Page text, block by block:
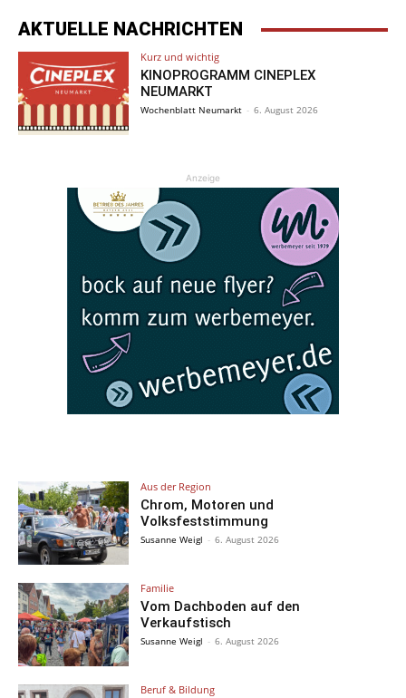
AKTUELLE NACHRICHTEN
Kurz und wichtig
KINOPROGRAMM CINEPLEX
NEUMARKT
Wochenblatt Neumarkt - 6. August 2026
Anzeige
Aus der Region
Chrom, Motoren und
Volksfeststimmung
Susanne Weigl - 6. August 2026
Familie
Vom Dachboden auf den
Verkaufstisch
Susanne Weigl - 6. August 2026
Beruf & Bildung